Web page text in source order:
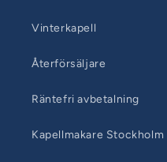
Vinterkapell
Återförsäljare
Räntefri avbetalning
Kapellmakare Stockholm